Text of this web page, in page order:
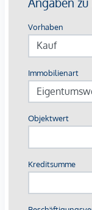
Die Wohnungen
vermietet.
von € 36.800,-
Die monatliche
Wir weisen
dem zu
wirtschaftliches